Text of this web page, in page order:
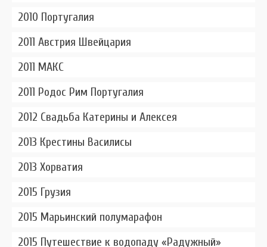
2010 Португалия
2011 Австрия Швейцария
2011 МАКС
2011 Родос Рим Португалия
2012 Свадьба Катерины и Алексея
2013 Крестины Василисы
2013 Хорватия
2015 Грузия
2015 Марьинский полумарафон
2015 Путешествие к водопаду «Радужный»